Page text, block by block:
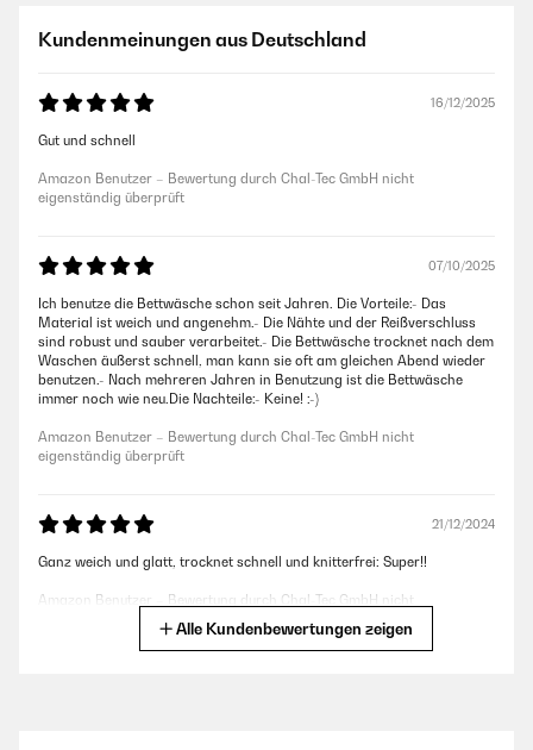
Kundenmeinungen aus Deutschland
16/12/2025
Gut und schnell
Amazon Benutzer – Bewertung durch Chal-Tec GmbH nicht
eigenständig überprüft
07/10/2025
Ich benutze die Bettwäsche schon seit Jahren. Die Vorteile:- Das
Material ist weich und angenehm.- Die Nähte und der Reißverschluss
sind robust und sauber verarbeitet.- Die Bettwäsche trocknet nach dem
Waschen äußerst schnell, man kann sie oft am gleichen Abend wieder
benutzen.- Nach mehreren Jahren in Benutzung ist die Bettwäsche
immer noch wie neu.Die Nachteile:- Keine! :-)
Amazon Benutzer – Bewertung durch Chal-Tec GmbH nicht
eigenständig überprüft
21/12/2024
Ganz weich und glatt, trocknet schnell und knitterfrei: Super!!
Amazon Benutzer – Bewertung durch Chal-Tec GmbH nicht
eigenständig überprüftAlle Kundenbewertungen zeigen